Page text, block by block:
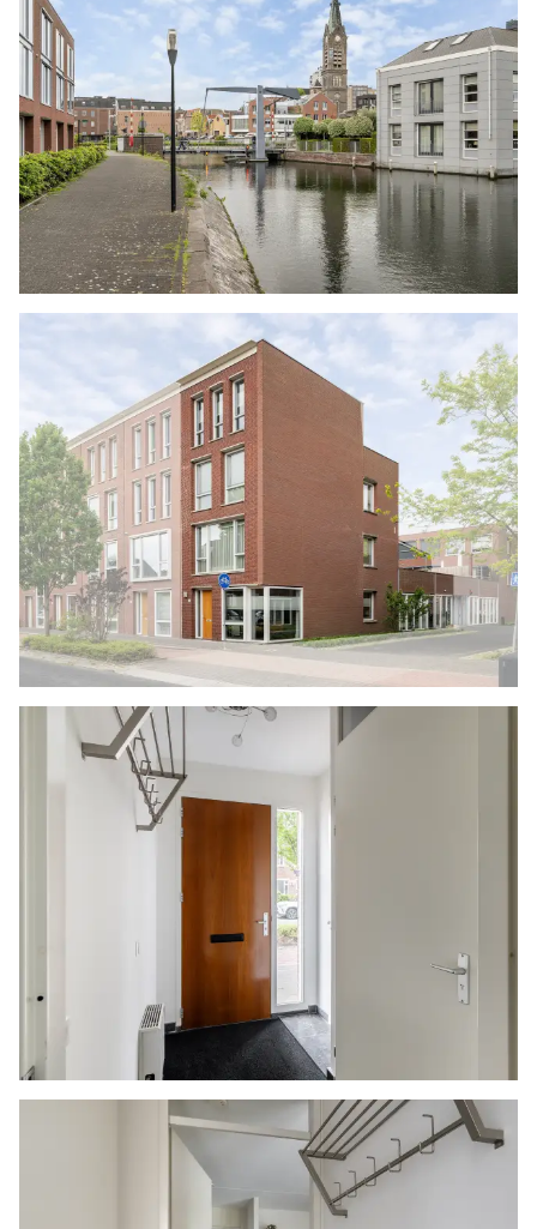
terras zelf is voorzien van mooie vlonderplanken
en het beschikt over een elektrisch zonnescherm,
dat het volledige terras kan bedekken. Er zijn
stopcontacten aanwezig en aan de gevel hangt
een buitenlamp.
2E VERDIEPING
Na de trapgang is deze overloop bereikbaar. Het
geeft toegang tot de trap naar de 3e verdieping,
twee slaapkamers, de badkamer en het tweede
toilet. Ook op deze verdieping zijn alle wanden
gestuukt en er ligt een laminaatvloer (met
uitzondering van de badkamer en het toilet).
De slaapkamers zijn verdeeld gelegen over de
voor- en achterzijde, waarbij de slaapkamer aan
de achterzijde is voorzien van airconditioning.
De volledig betegelde badkamer is uitgerust met
een ligbad met een handdouche, een
douchecabine en een wastafelmeubel. Er is
verwarming aanwezig en mechanische
ventilatie.
3E VERDIEPING
Deze woonlaag is een volledige eigen
slaapverdieping. De trapopgang komt uit op een
smalle overloop met een deur naar de derde
slaapkamer. Deze kamer is zo ruim van opzet
dat het genoeg ruimte biedt voor een groot
tweepersoonsbed en een grote garderobekast. Er
is een grote schuifpui naar het prive terras en er
is een vaste kast, met daarin een
wasmachineaansluiting en de Cv-ketel. De
wanden zijn allemaal gestuukt en op de vloer